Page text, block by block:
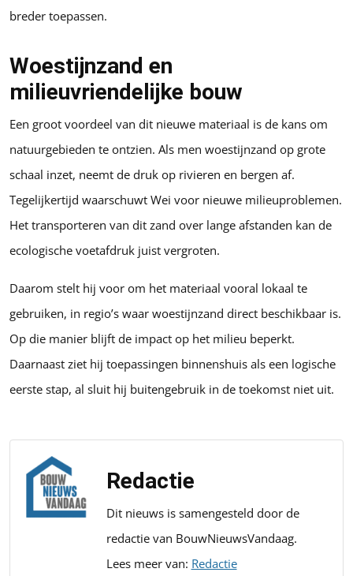
breder toepassen.
Woestijnzand en
milieuvriendelijke bouw
Een groot voordeel van dit nieuwe materiaal is de kans om
natuurgebieden te ontzien. Als men woestijnzand op grote
schaal inzet, neemt de druk op rivieren en bergen af.
Tegelijkertijd waarschuwt Wei voor nieuwe milieuproblemen.
Het transporteren van dit zand over lange afstanden kan de
ecologische voetafdruk juist vergroten.
Daarom stelt hij voor om het materiaal vooral lokaal te
gebruiken, in regio’s waar woestijnzand direct beschikbaar is.
Op die manier blijft de impact op het milieu beperkt.
Daarnaast ziet hij toepassingen binnenshuis als een logische
eerste stap, al sluit hij buitengebruik in de toekomst niet uit.
Redactie
Dit nieuws is samengesteld door de
redactie van BouwNieuwsVandaag.
Lees meer van: Redactie